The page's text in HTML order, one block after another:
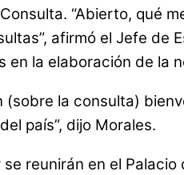
“Abierto, qué
afirmó el Jefe de
la elaboración de la
la consulta)
país”, dijo Morales.
reunirán en el Palacio